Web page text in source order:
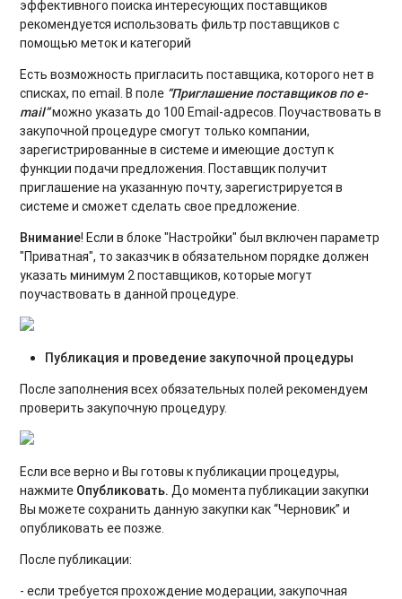
эффективного поиска интересующих поставщиков
рекомендуется использовать фильтр поставщиков с
помощью меток и категорий
Есть возможность пригласить поставщика, которого нет в
списках, по email. В поле “Приглашение поставщиков по e-
mail”можно указать до 100 Email-адресов. Поучаствовать в
закупочной процедуре смогут только компании,
зарегистрированные в системе и имеющие доступ к
функции подачи предложения. Поставщик получит
приглашение на указанную почту, зарегистрируется в
системе и сможет сделать свое предложение.
Внимание! Если в блоке "Настройки" был включен параметр
"Приватная", то заказчик в обязательном порядке должен
указать минимум 2 поставщиков, которые могут
поучаствовать в данной процедуре.
Публикация и проведение закупочной процедуры
После заполнения всех обязательных полей рекомендуем
проверить закупочную процедуру.
Если все верно и Вы готовы к публикации процедуры,
нажмите Опубликовать.До момента публикации закупки
Вы можете сохранить данную закупки как “Черновик” и
опубликовать ее позже.
После публикации:
- если требуется прохождение модерации, закупочная